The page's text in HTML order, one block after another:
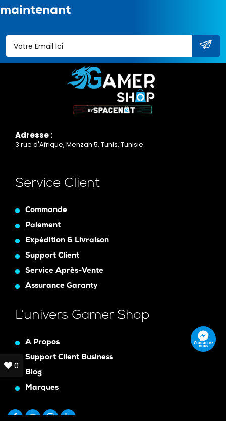
maintenant
Adresse :
3 rue d'Afrique, Menzah 5, Tunis, Tunisie
Service Client
Commande
Paiement
Expédition & Livraison
Support Client
Service Après-Vente
Assurance Garanty
L’univers Gamer Shop
A Propos
Support Client Business
Blog
Marques
Contactez
nous
0
0